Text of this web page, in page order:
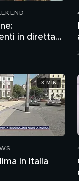
in diretta
in Italia
3 MIN